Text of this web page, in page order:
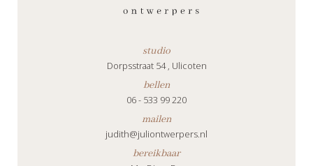
studio
Dorpsstraat 54 , Ulicoten
bellen
06 - 533 99 220
mailen
judith@juliontwerpers.nl
bereikbaar